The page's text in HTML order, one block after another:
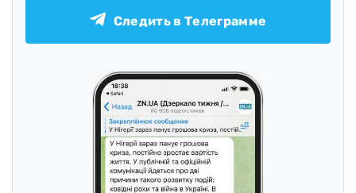
Следить в Телеграмме